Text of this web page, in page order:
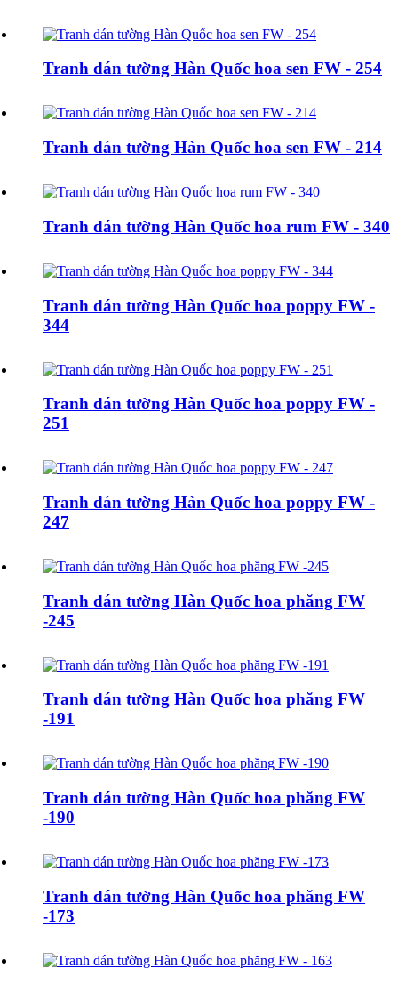
Tranh dán tường Hàn Quốc hoa sen FW - 254
Tranh dán tường Hàn Quốc hoa sen FW - 214
Tranh dán tường Hàn Quốc hoa rum FW - 340
Tranh dán tường Hàn Quốc hoa poppy FW -
344
Tranh dán tường Hàn Quốc hoa poppy FW -
251
Tranh dán tường Hàn Quốc hoa poppy FW -
247
Tranh dán tường Hàn Quốc hoa phăng FW
-245
Tranh dán tường Hàn Quốc hoa phăng FW
-191
Tranh dán tường Hàn Quốc hoa phăng FW
-190
Tranh dán tường Hàn Quốc hoa phăng FW
-173